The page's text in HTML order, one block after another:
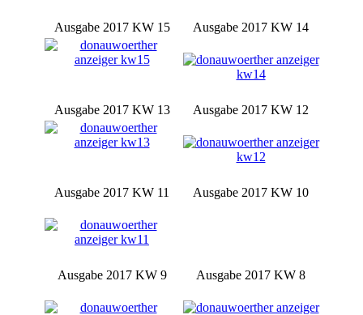
Ausgabe 2017 KW 15 Ausgabe 2017 KW 14
Ausgabe 2017 KW 13 Ausgabe 2017 KW 12
Ausgabe 2017 KW 11 Ausgabe 2017 KW 10
Ausgabe 2017 KW 9 Ausgabe 2017 KW 8